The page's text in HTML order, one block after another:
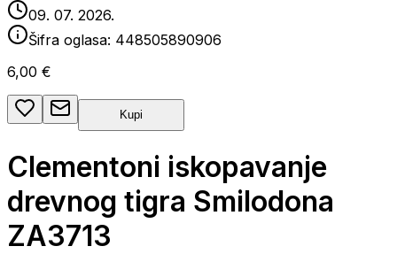
09. 07. 2026.
Šifra oglasa: 448505890906
6,00 €
Kupi
Clementoni iskopavanje
drevnog tigra Smilodona
ZA3713